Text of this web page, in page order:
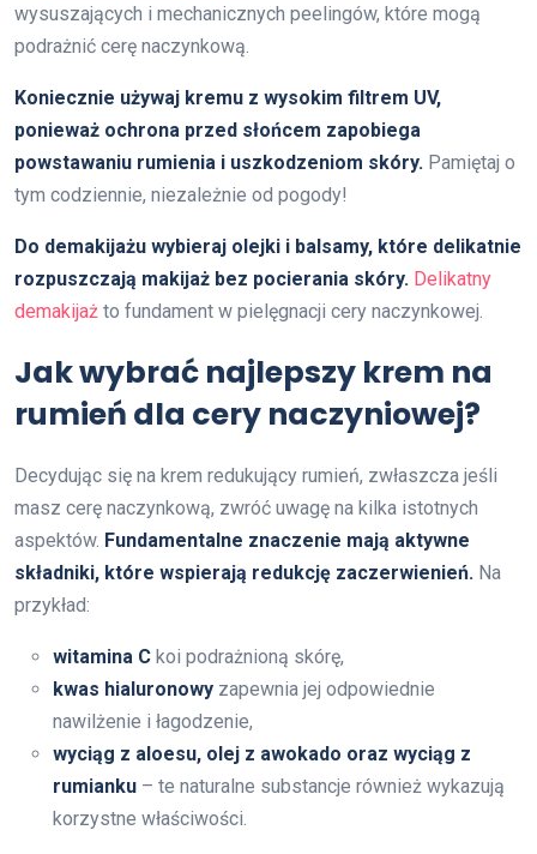
wysuszających i mechanicznych peelingów, które mogą
podrażnić cerę naczynkową.
Koniecznie używaj kremu z wysokim filtrem UV,
ponieważ ochrona przed słońcem zapobiega
powstawaniu rumienia i uszkodzeniom skóry. Pamiętaj o
tym codziennie, niezależnie od pogody!
Do demakijażu wybieraj olejki i balsamy, które delikatnie
rozpuszczają makijaż bez pocierania skóry. Delikatny
demakijaż to fundament w pielęgnacji cery naczynkowej.
Jak wybrać najlepszy krem na
rumień dla cery naczyniowej?
Decydując się na krem redukujący rumień, zwłaszcza jeśli
masz cerę naczynkową, zwróć uwagę na kilka istotnych
aspektów. Fundamentalne znaczenie mają aktywne
składniki, które wspierają redukcję zaczerwienień. Na
przykład:
witamina C koi podrażnioną skórę,
kwas hialuronowy zapewnia jej odpowiednie
nawilżenie i łagodzenie,
wyciąg z aloesu, olej z awokado oraz wyciąg z
rumianku – te naturalne substancje również wykazują
korzystne właściwości.